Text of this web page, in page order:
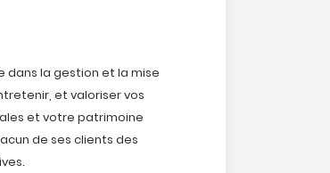
dans la gestion et la mise
et valoriser vos
et votre patrimoine
de ses clients des